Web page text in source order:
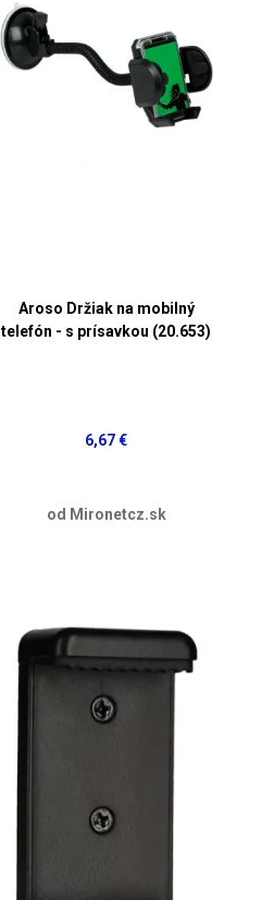
Aroso Držiak na mobilný
telefón - s prísavkou (20.653)
6,67 €
od Mironetcz.sk